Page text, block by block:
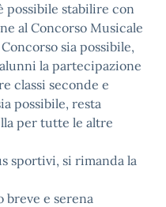
possibile stabilire con
al Concorso Musicale
sia possibile,
la partecipazione
classi seconde e
possibile, resta
per tutte le altre
sportivi, si rimanda la
e serena